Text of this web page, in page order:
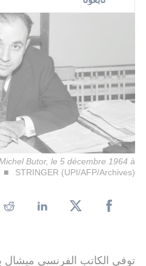
Butor, le 5 décembre 1964 à
STRINGER (UPI/AFP/Archives)
توفي الكاتب الفرنسي ميشال